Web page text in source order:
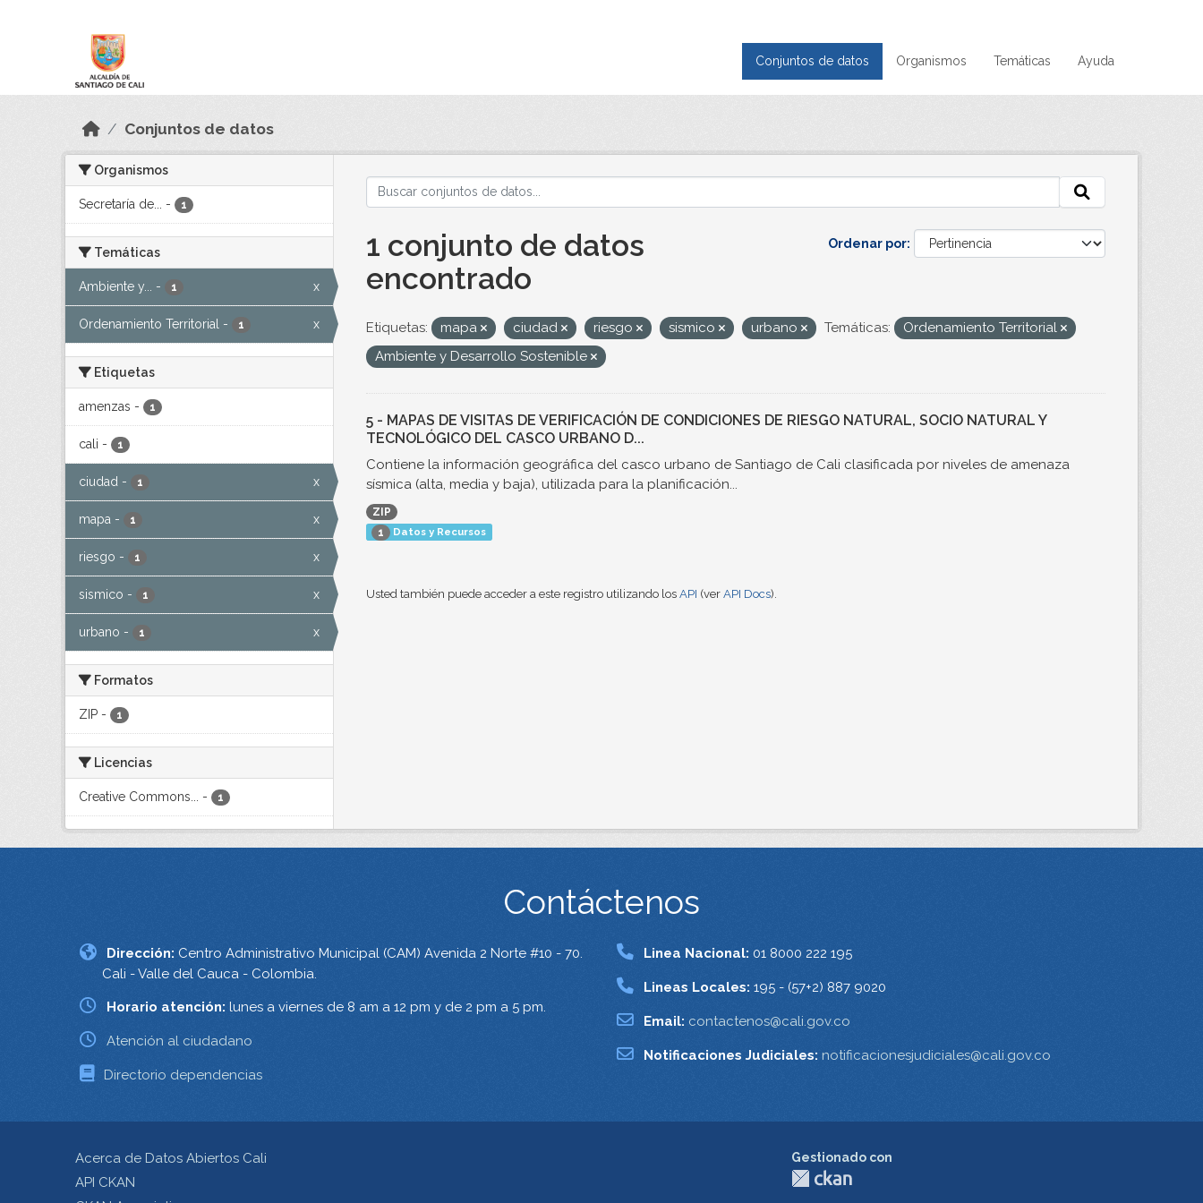
Conjuntos de datos Organismos Temáticas Ayuda
Conjuntos de datos
Organismos
Secretaría de... - 1
Temáticas
Ambiente y... - 1 x
Ordenamiento Territorial - 1 x
Etiquetas
amenzas - 1
cali - 1
ciudad - 1 x
mapa - 1 x
riesgo - 1 x
sismico - 1 x
urbano - 1 x
Formatos
ZIP - 1
Licencias
Creative Commons... - 1
Ordenar por
1 conjunto de datos
encontrado
Etiquetas: mapa ciudad riesgo sismico urbano Temáticas:
Ordenamiento Territorial
Ambiente y Desarrollo Sostenible
5 - MAPAS DE VISITAS DE VERIFICACIÓN DE CONDICIONES DE RIESGO NATURAL, SOCIO NATURAL Y
TECNOLÓGICO DEL CASCO URBANO D...
Contiene la información geográfica del casco urbano de Santiago de Cali clasificada por niveles de amenaza
sísmica (alta, media y baja), utilizada para la planificación...
ZIP
1
Datos y Recursos
Usted también puede acceder a este registro utilizando los API (ver API Docs).
Contáctenos
Dirección: Centro Administrativo Municipal (CAM) Avenida 2 Norte #10 - 70.
Cali - Valle del Cauca - Colombia.
Horario atención: lunes a viernes de 8 am a 12 pm y de 2 pm a 5 pm.
Atención al ciudadano
Directorio dependencias
Linea Nacional: 01 8000 222 195
Lineas Locales: 195 - (57+2) 887 9020
Email: contactenos@cali.gov.co
Notificaciones Judiciales: notificacionesjudiciales@cali.gov.co
Acerca de Datos Abiertos Cali
API CKAN
Gestionado con